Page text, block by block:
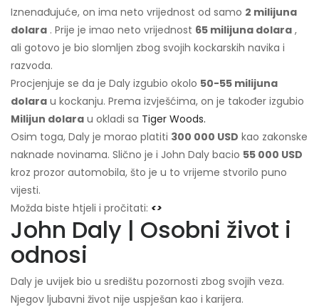
Iznenađujuće, on ima neto vrijednost od samo 2 milijuna
dolara . Prije je imao neto vrijednost 65 milijuna dolara ,
ali gotovo je bio slomljen zbog svojih kockarskih navika i
razvoda.
Procjenjuje se da je Daly izgubio okolo 50-55 milijuna
dolara u kockanju. Prema izvješćima, on je također izgubio
Milijun dolara u okladi sa Tiger Woods.
Osim toga, Daly je morao platiti 300 000 USD kao zakonske
naknade novinama. Slično je i John Daly bacio 55 000 USD
kroz prozor automobila, što je u to vrijeme stvorilo puno
vijesti.
Možda biste htjeli i pročitati: <>
John Daly | Osobni život i
odnosi
Daly je uvijek bio u središtu pozornosti zbog svojih veza.
Njegov ljubavni život nije uspješan kao i karijera.